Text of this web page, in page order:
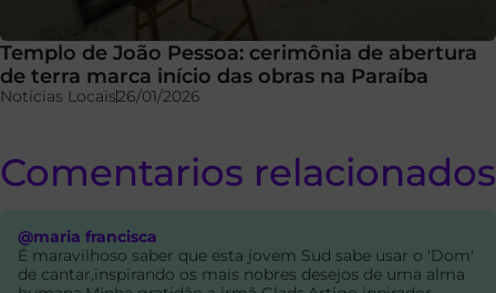
Templo de João Pessoa: cerimônia de abertura
de terra marca início das obras na Paraíba
Notícias Locais26/01/2026
Comentarios relacionados
@maria francisca
É maravilhoso saber que esta jovem Sud sabe usar o 'Dom'
de cantar,inspirando os mais nobres desejos de uma alma